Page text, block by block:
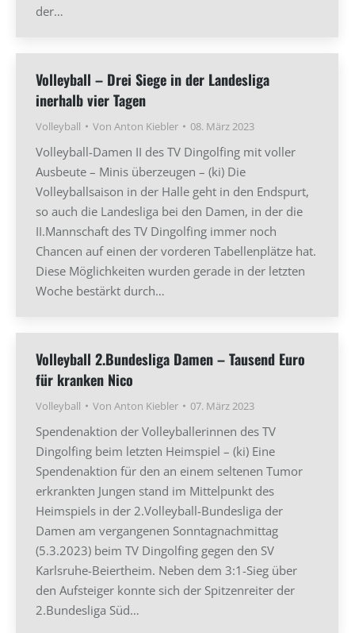
der…
Volleyball – Drei Siege in der Landesliga
inerhalb vier Tagen
Volleyball Von Anton Kiebler 08. März 2023
Volleyball-Damen II des TV Dingolfing mit voller
Ausbeute – Minis überzeugen – (ki) Die
Volleyballsaison in der Halle geht in den Endspurt,
so auch die Landesliga bei den Damen, in der die
II.Mannschaft des TV Dingolfing immer noch
Chancen auf einen der vorderen Tabellenplätze hat.
Diese Möglichkeiten wurden gerade in der letzten
Woche bestärkt durch…
Volleyball 2.Bundesliga Damen – Tausend Euro
für kranken Nico
Volleyball Von Anton Kiebler 07. März 2023
Spendenaktion der Volleyballerinnen des TV
Dingolfing beim letzten Heimspiel – (ki) Eine
Spendenaktion für den an einem seltenen Tumor
erkrankten Jungen stand im Mittelpunkt des
Heimspiels in der 2.Volleyball-Bundesliga der
Damen am vergangenen Sonntagnachmittag
(5.3.2023) beim TV Dingolfing gegen den SV
Karlsruhe-Beiertheim. Neben dem 3:1-Sieg über
den Aufsteiger konnte sich der Spitzenreiter der
2.Bundesliga Süd…